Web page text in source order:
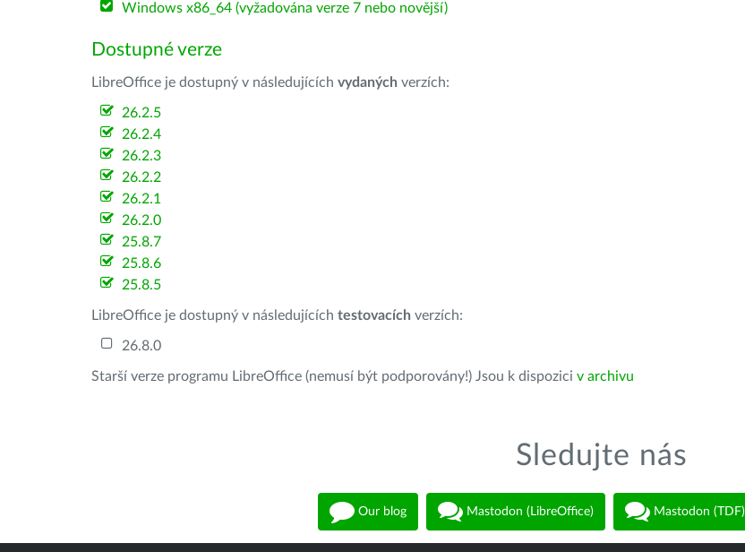
Windows x86_64 (vyžadována verze 7 nebo novější)
Dostupné verze
LibreOffice je dostupný v následujících vydaných verzích:
26.2.5
26.2.4
26.2.3
26.2.2
26.2.1
26.2.0
25.8.7
25.8.6
25.8.5
LibreOffice je dostupný v následujících testovacích verzích:
26.8.0
Starší verze programu LibreOffice (nemusí být podporovány!) Jsou k dispozici v archivu
Sledujte nás
Our blog Mastodon (LibreOffice) Mastodon (TDF)